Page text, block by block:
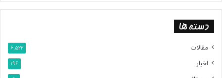
دسته ها
مقالات 6,522
اخبار 196